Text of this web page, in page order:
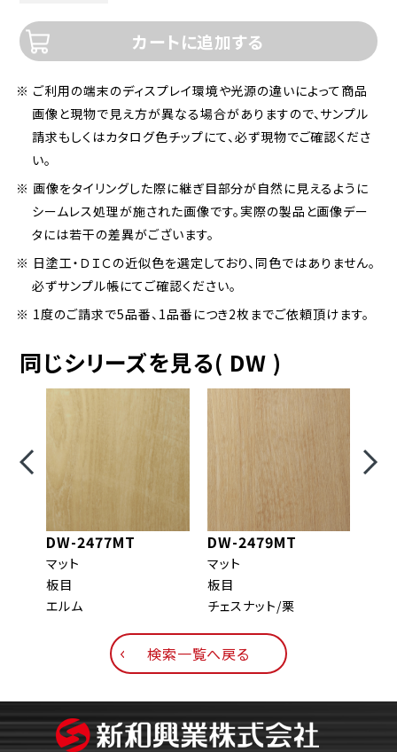
カートに追加する
※ ご利用の端末のディスプレイ環境や光源の違いによって商品
画像と現物で見え方が異なる場合がありますので、サンプル
請求もしくはカタログ色チップにて、必ず現物でご確認くださ
い。
※ 画像をタイリングした際に継ぎ目部分が自然に見えるように
シームレス処理が施された画像です。実際の製品と画像デー
タには若干の差異がございます。
※ 日塗工・ＤＩＣの近似色を選定しており、同色ではありません。
必ずサンプル帳にてご確認ください。
※ 1度のご請求で5品番、1品番につき2枚までご依頼頂けます。
同じシリーズを見る( DW )
DW-2477MT
マット
板目
エルム
DW-2479MT
マット
板目
チェスナット/栗
検索一覧へ戻る